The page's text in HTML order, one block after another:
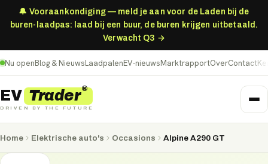
🔔 Vooraankondiging — meld je aan voor de Laden bij de
buren-laadpas: laad bij een buur, de buren krijgen uitbetaald.
Verwacht Q3 →
Nu openBlog & NieuwsLaadpalenEV-nieuwsMarktrapportOverContact
EV Trader®
DRIVEN BY THE FUTURE
Home Elektrische auto's Occasions Alpine A290 GT